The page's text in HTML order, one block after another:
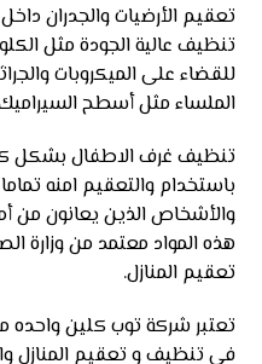
تعقيم الأرضيات والجدران
تنظيف عالية الجودة مثل
للقضاء على الميكروبات
الملساء مثل أسطح السيراميك
تنظيف غرف الاطفال بشكل
باستخدام والتعقيم امنه
والأشخاص الذين يعانون
هذه المواد معتمد من وزارة
تعقيم المنازل.
تعتبر شركة توب كلين
في تنظيف و تعقيم المنازل